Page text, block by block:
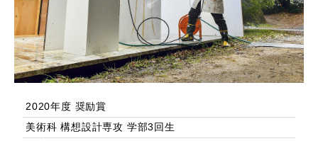
2020年度 奨励賞
美術科 構想設計専攻 学部3回生